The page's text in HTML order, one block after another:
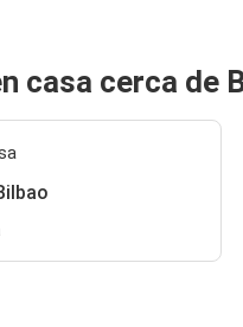
casa cerca de